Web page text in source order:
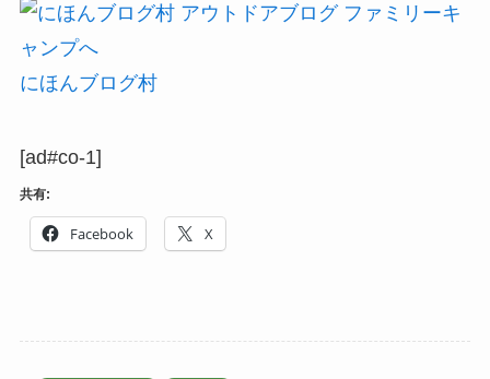
にほんブログ村
[ad#co-1]
共有:
Facebook X